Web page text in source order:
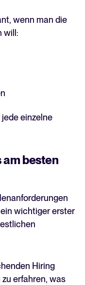
wenn man die
will:
einzelne
am besten
wichtiger erster
Hiring
zu erfahren, was